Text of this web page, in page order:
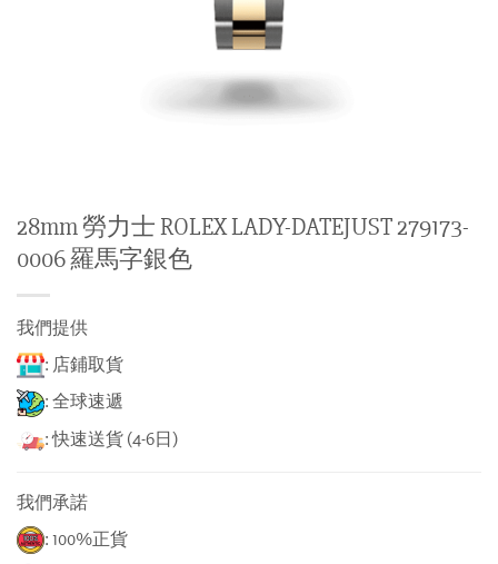
28mm 勞力士 ROLEX LADY-DATEJUST 279173-
0006 羅馬字銀色
我們提供
: 店鋪取貨
: 全球速遞
: 快速送貨 (4-6日)
我們承諾
: 100%正貨